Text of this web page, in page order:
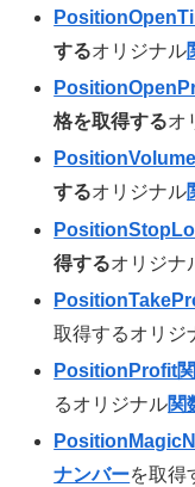
するオリジナル
格を取得するオ
するオリジナル
得するオリジナ
取得するオリジ
PositionProfit
るオリジナル関
ナンバーを取得